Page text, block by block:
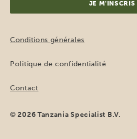
Conditions générales
Politique de confidentialité
Contact
© 2026 Tanzania Specialist B.V.